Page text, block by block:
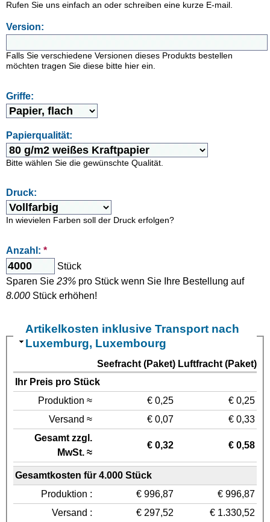
Rufen Sie uns einfach an oder schreiben eine kurze E-mail.
Version:
Falls Sie verschiedene Versionen dieses Produkts bestellen
möchten tragen Sie diese bitte hier ein.
Griffe:
Papierqualität:
Bitte wählen Sie die gewünschte Qualität.
Druck:
In wievielen Farben soll der Druck erfolgen?
Anzahl: *
Stück
Sparen Sie 23% pro Stück wenn Sie Ihre Bestellung auf
8.000 Stück erhöhen!
Artikelkosten inklusive Transport nach
Luxemburg, Luxembourg
Seefracht (Paket) Luftfracht (Paket)
Ihr Preis pro Stück
Produktion ≈
€ 0,25
€ 0,25
Versand ≈
€ 0,07
€ 0,33
Gesamt zzgl.
MwSt. ≈
€ 0,32 € 0,58
Gesamtkosten für 4.000 Stück
Produktion :
€ 996,87
€ 996,87
Versand :
€ 297,52 € 1.330,52